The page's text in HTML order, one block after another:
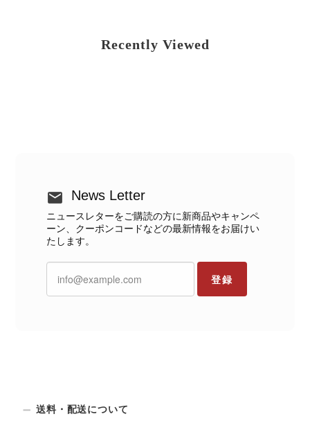
Recently Viewed
News Letter
ニュースレターをご購読の方に新商品やキャンペ
ーン、クーポンコードなどの最新情報をお届けい
たします。
登録
送料・配送について